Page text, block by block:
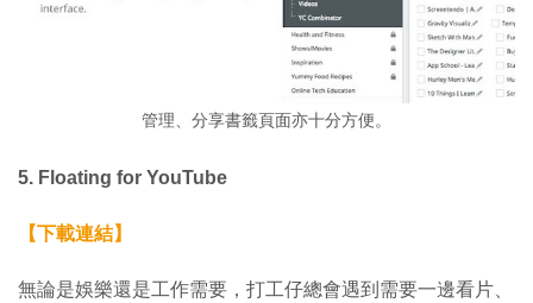
管理、分享書籤頁面亦十分方便。
5. Floating for YouTube
【下載連結】
無論是娛樂還是工作需要，打工仔總會遇到需要一邊看片、